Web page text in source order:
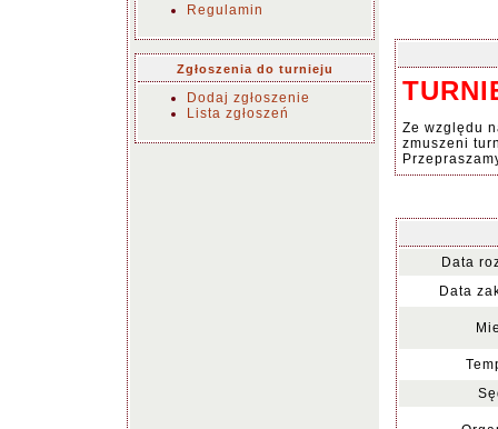
Regulamin
Zgłoszenia do turnieju
Dodaj zgłoszenie
Lista zgłoszeń
Ze względu
zmuszeni
Data
Data